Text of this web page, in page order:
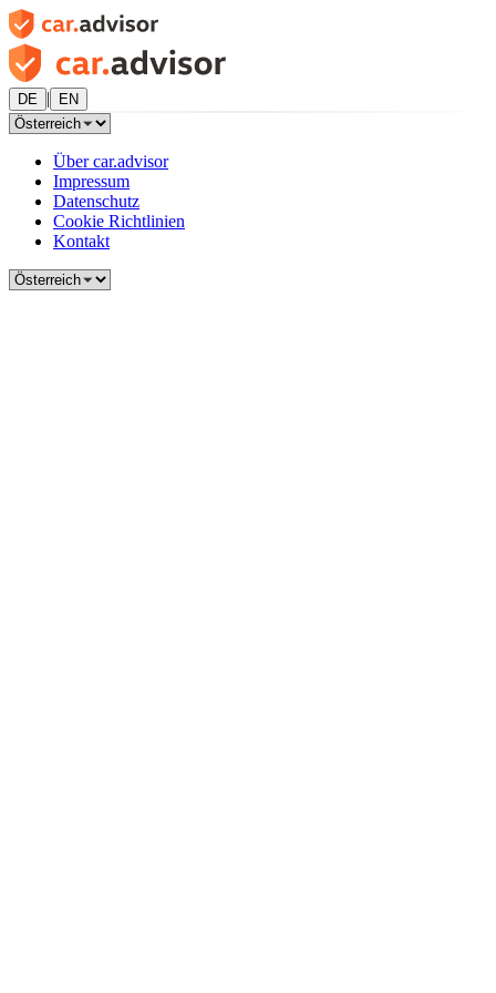
DE | EN
Über car.advisor
Impressum
Datenschutz
Cookie Richtlinien
Kontakt